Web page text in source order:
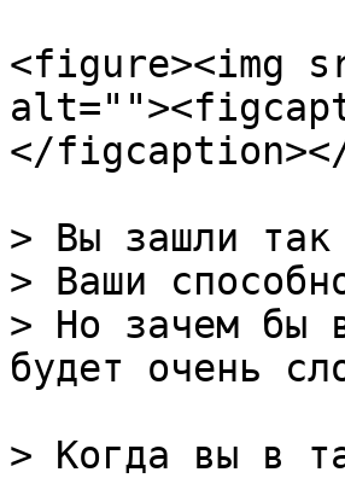
<figure><img
</
> Вы зашли
> Ваши
> Но зачем бы
будет очень
> Когда вы в